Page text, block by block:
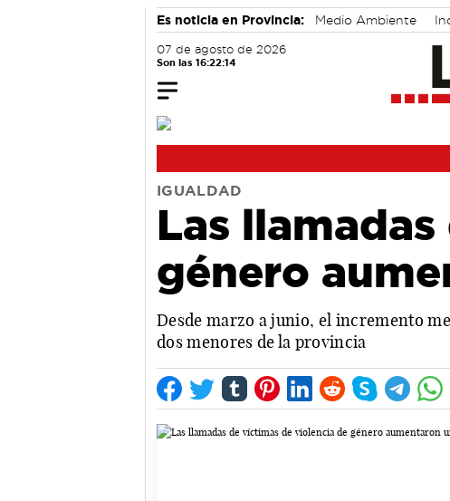
Es noticia en Provincia: Medio Ambiente
07 de agosto de 2026
Son las 16:22:15
IGUALDAD
Las
género
Desde marzo a junio, el incremento
dos menores de la provincia